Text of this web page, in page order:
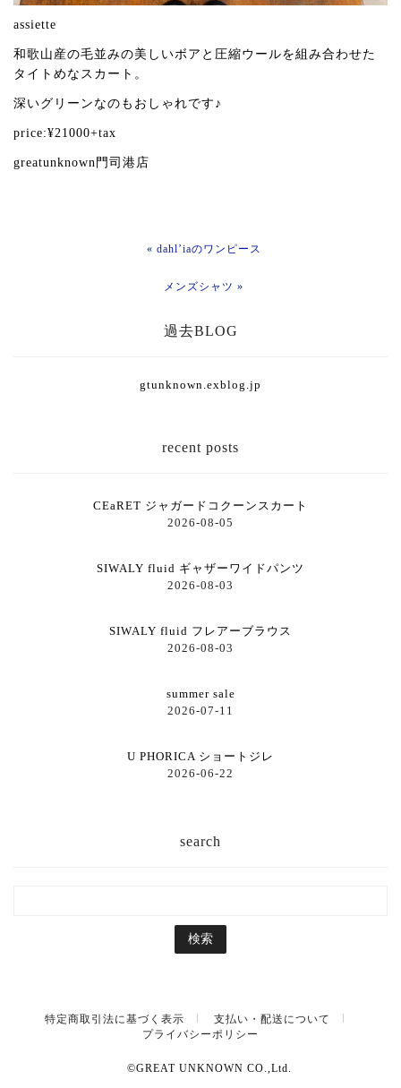
assiette
和歌山産の毛並みの美しいボアと圧縮ウールを組み合わせた
タイトめなスカート。
深いグリーンなのもおしゃれです♪
price:¥21000+tax
greatunknown門司港店
« dahl’iaのワンピース
メンズシャツ »
過去BLOG
gtunknown.exblog.jp
recent posts
CEaRET ジャガードコクーンスカート
2026-08-05
SIWALY fluid ギャザーワイドパンツ
2026-08-03
SIWALY fluid フレアーブラウス
2026-08-03
summer sale
2026-07-11
U PHORICA ショートジレ
2026-06-22
search
特定商取引法に基づく表示
支払い・配送について
プライバシーポリシー
©GREAT UNKNOWN CO.,Ltd.